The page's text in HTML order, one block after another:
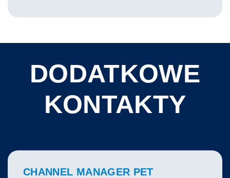
DODATKOWE
KONTAKTY
CHANNEL MANAGER PET